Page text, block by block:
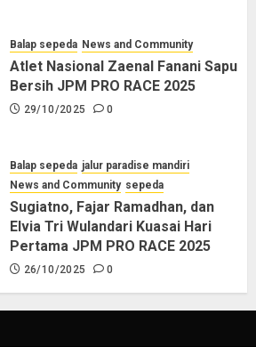
Balap sepeda News and Community
Atlet Nasional Zaenal Fanani Sapu
Bersih JPM PRO RACE 2025
29/10/2025 0
Balap sepeda jalur paradise mandiri
News and Community sepeda
Sugiatno, Fajar Ramadhan, dan
Elvia Tri Wulandari Kuasai Hari
Pertama JPM PRO RACE 2025
26/10/2025 0